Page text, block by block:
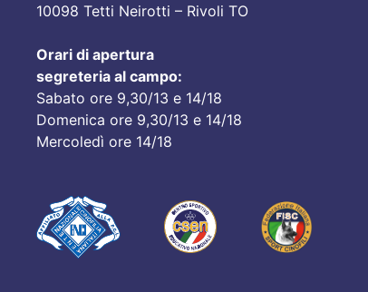
10098 Tetti Neirotti – Rivoli TO
Orari di apertura
segreteria al campo:
Sabato ore 9,30/13 e 14/18
Domenica ore 9,30/13 e 14/18
Mercoledì ore 14/18